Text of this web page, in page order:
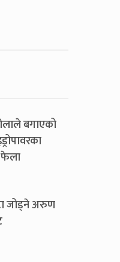
बगाएको
जोड्ने अरुण